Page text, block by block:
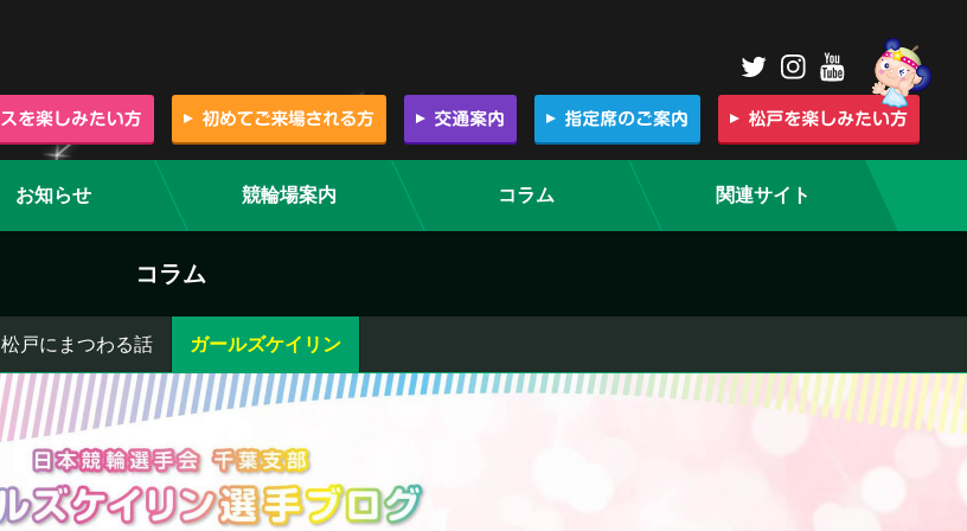
お知らせ 競輪場案内 コラム 関連サイト
コラム
松戸にまつわる話 ガールズケイリン